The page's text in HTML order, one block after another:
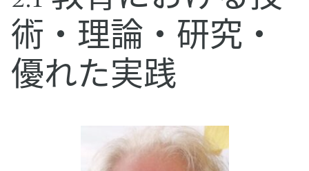
術・理論・研究・
優れた実践